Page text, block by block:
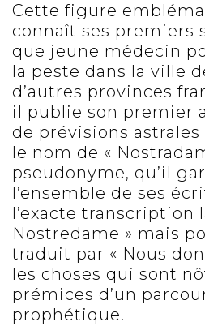
Cette figure
connaît ses premiers
que jeune médecin
la peste dans la ville
d’autres provinces
il publie son premier
de prévisions astrales
le nom de «
pseudonyme, qu’il
l’ensemble de ses
l’exacte transcription
Nostredame » mais
traduit par « Nous
les choses qui sont
prémices d’un
prophétique.